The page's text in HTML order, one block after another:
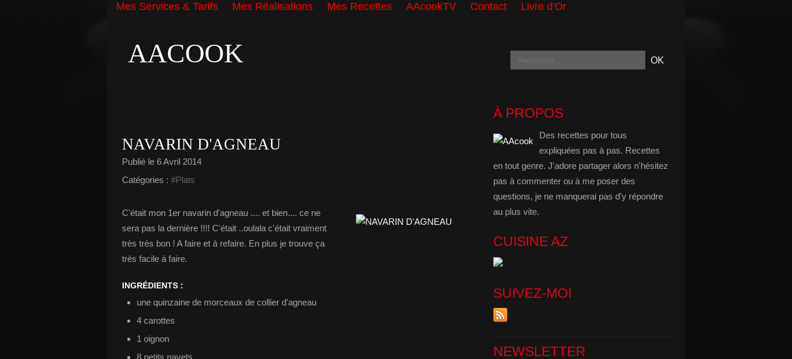
Mes Services & Tarifs Mes Réalisations Mes Recettes AAcookTV Contact
Livre d'Or
AACOOK
NAVARIN D'AGNEAU
Publié le 6 Avril 2014
Catégories : #Plats
C'était mon 1er navarin d'agneau .... et bien.... ce ne
sera pas la dernière !!!! C'était ..oulala c'était vraiment
très très bon ! A faire et à refaire. En plus je trouve ça
très facile à faire.
INGRÉDIENTS :
une quinzaine de morceaux de collier d'agneau
4 carottes
1 oignon
8 petits navets
À PROPOS
Des recettes pour tous
expliquées pas à pas. Recettes
en tout genre. J'adore partager alors n'hésitez
pas à commenter ou à me poser des
questions, je ne manquerai pas d'y répondre
au plus vite.
CUISINE AZ
SUIVEZ-MOI
NEWSLETTER